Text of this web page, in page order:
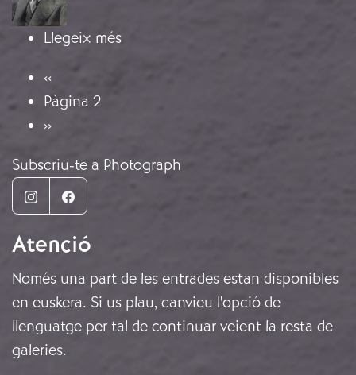
Llegeix méssobre França i la No-Intervenció
Paginació
Pàgina anterior
‹‹
Pàgina 2
Pàgina següent
››
Subscriu-te a Photograph
InstagramFacebook
Atenció
Només una part de les entrades estan disponibles
en euskera. Si us plau, canvieu l'opció de
llenguatge per tal de continuar veient la resta de
galeries.